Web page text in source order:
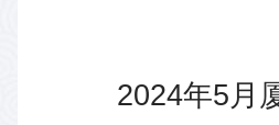
2024年5月